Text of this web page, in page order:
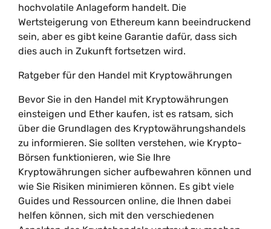
hochvolatile Anlageform handelt. Die
Wertsteigerung von Ethereum kann beeindruckend
sein, aber es gibt keine Garantie dafür, dass sich
dies auch in Zukunft fortsetzen wird.
Ratgeber für den Handel mit Kryptowährungen
Bevor Sie in den Handel mit Kryptowährungen
einsteigen und Ether kaufen, ist es ratsam, sich
über die Grundlagen des Kryptowährungshandels
zu informieren. Sie sollten verstehen, wie Krypto-
Börsen funktionieren, wie Sie Ihre
Kryptowährungen sicher aufbewahren können und
wie Sie Risiken minimieren können. Es gibt viele
Guides und Ressourcen online, die Ihnen dabei
helfen können, sich mit den verschiedenen